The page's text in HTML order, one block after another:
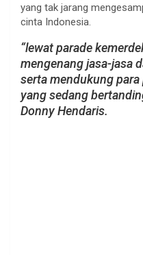
yang tak jarang
cinta Indonesia.
“lewat parade
mengenang jasa-jasa
serta mendukung
yang sedang
Donny Hendaris.